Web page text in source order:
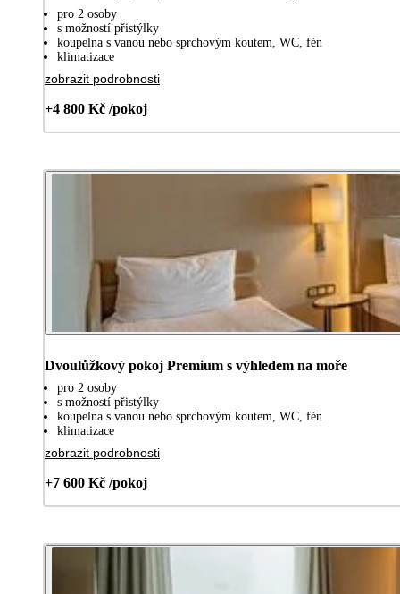
pro 2 osoby
s možností přistýlky
koupelna s vanou nebo sprchovým koutem, WC, fén
klimatizace
zobrazit podrobnosti
+4 800 Kč /pokoj
Dvoulůžkový pokoj Premium s výhledem na moře
pro 2 osoby
s možností přistýlky
koupelna s vanou nebo sprchovým koutem, WC, fén
klimatizace
zobrazit podrobnosti
+7 600 Kč /pokoj